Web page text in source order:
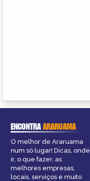
ENCONTRAARARUAMA
O melhor de Araruama
num só lugar! Dicas, onde
ir, o que fazer, as
melhores empresas,
locais, serviços e muito